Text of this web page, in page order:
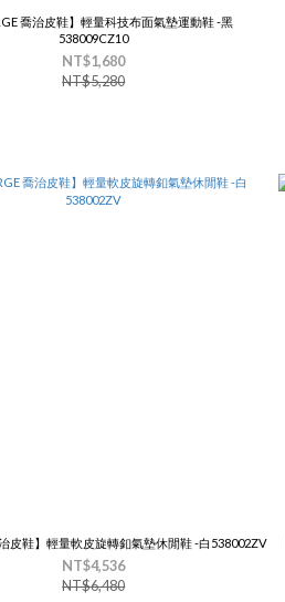
喬治皮鞋】輕量科技布面氣墊運動鞋 -黑
538009CZ10
NT$1,680
NT$5,280
治皮鞋】輕量軟皮旋轉釦氣墊休閒鞋 -白538002ZV
NT$4,536
NT$6,480